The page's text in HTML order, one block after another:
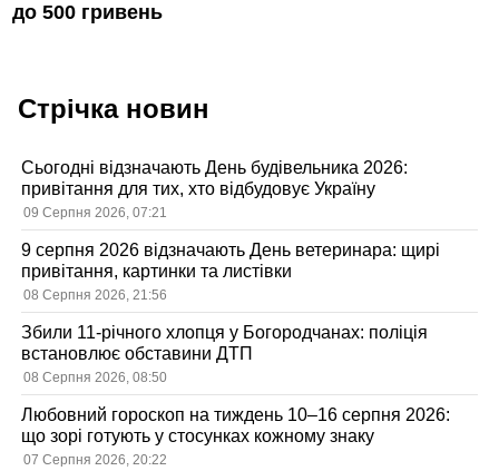
до 500 гривень
Стрічка новин
Сьогодні відзначають День будівельника 2026:
привітання для тих, хто відбудовує Україну
09 Серпня 2026, 07:21
9 серпня 2026 відзначають День ветеринара: щирі
привітання, картинки та листівки
08 Серпня 2026, 21:56
Збили 11-річного хлопця у Богородчанах: поліція
встановлює обставини ДТП
08 Серпня 2026, 08:50
Любовний гороскоп на тиждень 10–16 серпня 2026:
що зорі готують у стосунках кожному знаку
07 Серпня 2026, 20:22